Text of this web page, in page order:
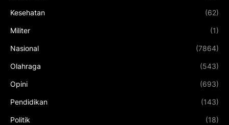
Kesehatan (62)
Militer (1)
Nasional (7864)
Olahraga (543)
Opini (693)
Pendidikan (143)
Politik (18)